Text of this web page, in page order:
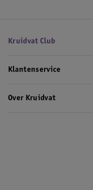
Kruidvat Club
Klantenservice
Over Kruidvat